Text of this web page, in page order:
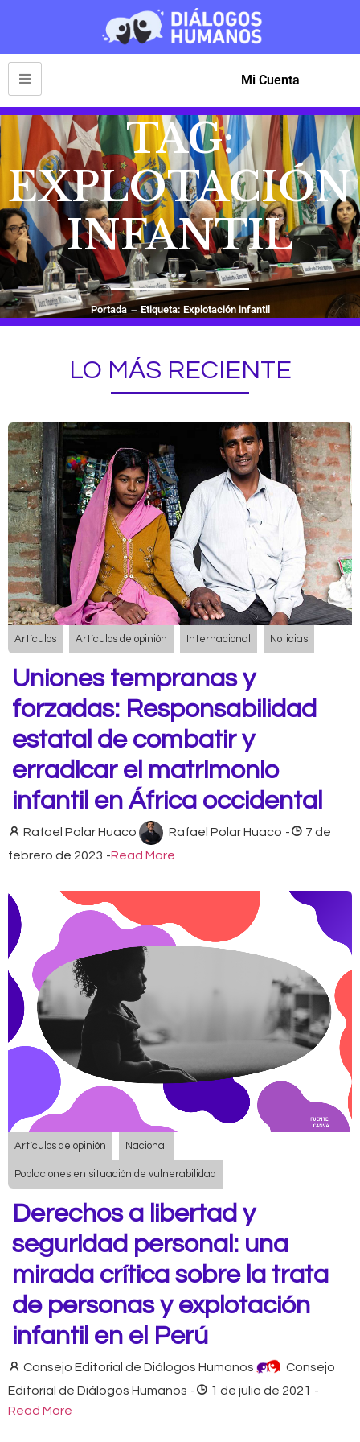
Mi Cuenta
TAG:
EXPLOTACIÓN
INFANTIL
Portada Etiqueta: Explotación infantil
LO MÁS RECIENTE
Artículos Artículos de opinión Internacional Noticias
Uniones tempranas y
forzadas: Responsabilidad
estatal de combatir y
erradicar el matrimonio
infantil en África occidental
Rafael Polar Huaco Rafael Polar Huaco -
7 de
febrero de 2023 -Read More
Artículos de opinión Nacional
Poblaciones en situación de vulnerabilidad
Derechos a libertad y
seguridad personal: una
mirada crítica sobre la trata
de personas y explotación
infantil en el Perú
Consejo Editorial de Diálogos Humanos
Consejo
Editorial de Diálogos Humanos - 1 de julio de 2021 -
Read More